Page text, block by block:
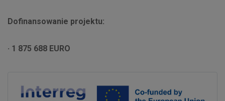
Dofinansowanie projektu:
· 1 875 688 EURO